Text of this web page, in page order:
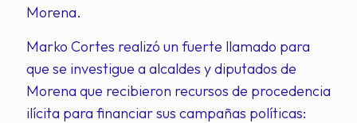
Morena.
Marko Cortes realizó un fuerte llamado para
que se investigue a alcaldes y diputados de
Morena que recibieron recursos de procedencia
ilícita para financiar sus campañas políticas: